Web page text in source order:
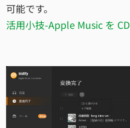
可能です。
活用小技-Apple Music を